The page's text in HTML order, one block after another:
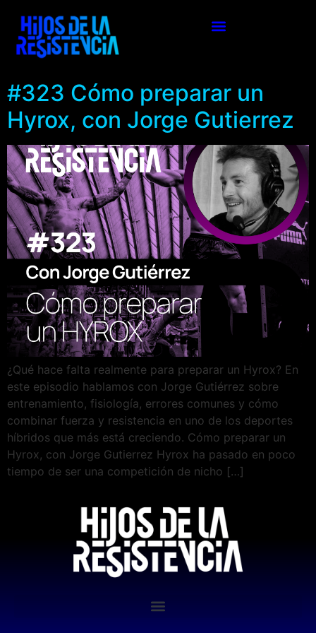
#323 Cómo preparar un
Hyrox, con Jorge Gutierrez
¿Qué hace falta realmente para preparar un Hyrox? En
este episodio hablamos con Jorge Gutiérrez sobre
entrenamiento, fisiología, errores comunes y cómo
combinar fuerza y resistencia en uno de los deportes
híbridos que más está creciendo. Cómo preparar un
Hyrox, con Jorge Gutierrez Hyrox ha pasado en poco
tiempo de ser una competición de nicho […]